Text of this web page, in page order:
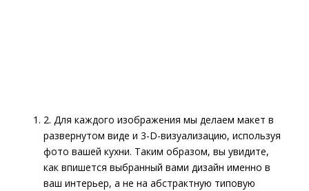
2. Для каждого изображения мы делаем макет в
развернутом виде и 3-D-визуализацию, используя
фото вашей кухни. Таким образом, вы увидите,
как впишется выбранный вами дизайн именно в
ваш интерьер, а не на абстрактную типовую